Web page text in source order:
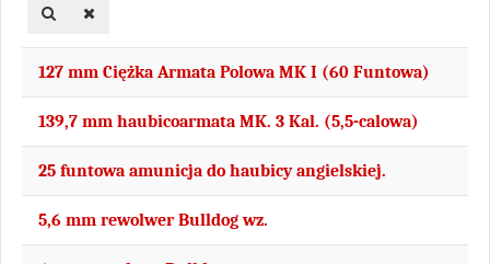
tytułu
127 mm Ciężka Armata Polowa MK I (60 Funtowa)
139,7 mm haubicoarmata MK. 3 Kal. (5,5-calowa)
25 funtowa amunicja do haubicy angielskiej.
5,6 mm rewolwer Bulldog wz.